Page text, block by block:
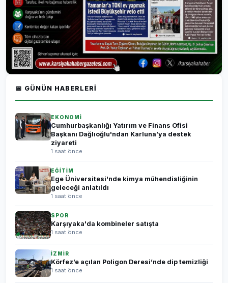
📅 GÜNÜN HABERLERI
EKONOMİ
Cumhurbaşkanlığı Yatırım ve Finans Ofisi
Başkanı Dağlıoğlu'ndan Karluna’ya destek
ziyareti
1 saat önce
EĞİTİM
Ege Üniversitesi'nde kimya mühendisliğinin
geleceği anlatıldı
1 saat önce
SPOR
Karşıyaka'da kombineler satışta
1 saat önce
İZMİR
Körfez’e açılan Poligon Deresi’nde dip temizliği
1 saat önce